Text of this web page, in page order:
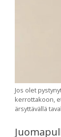
Jos olet
kerrottakoon,
ärsyttävällä